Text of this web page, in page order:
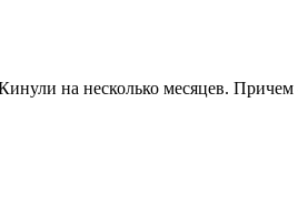
на несколько месяцев.